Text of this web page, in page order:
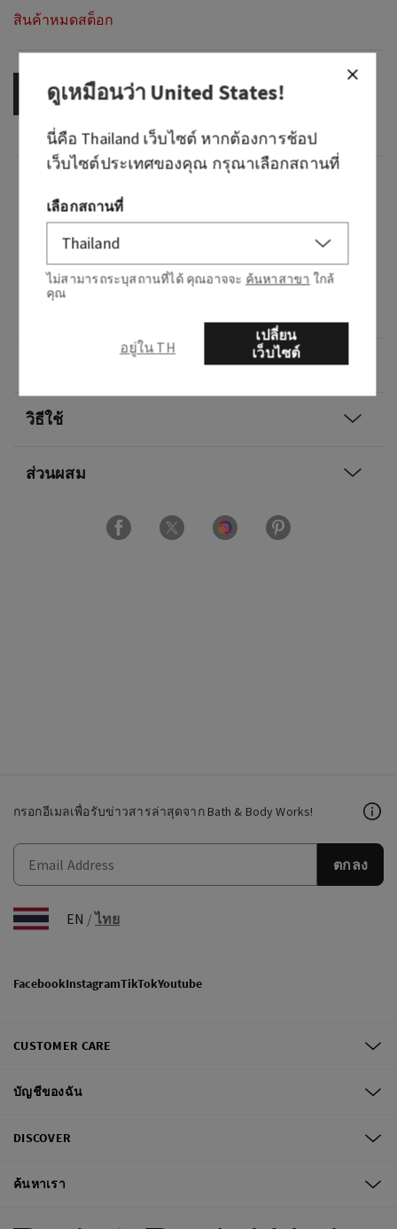
สินค้าหมดสต็อก
OUT OF STOCK
กลิ่นหอมอย่างไร: กลิ่นผลไม้ ดอกไม้ และกลิ่นน่า
โน้ต: เบอร์รี่สีแดง ดอกมะลิที่บานในตอนกลางคืน
วิธีใช้
ส่วนผสม
กรอกอีเมลเพื่อรับข่าวสารล่าสุดจาก Bath & Body Works!
ตกลง
EN /ไทย
FacebookInstagramTikTokYoutube
CUSTOMER CARE
บัญชีของฉัน
DISCOVER
ค้นหาเรา
ดูเหมือนว่าUnited States!
นี่คือ Thailand เว็บไซต์ หากต้องการช้อป
เว็บไซต์ประเทศของคุณ กรุณาเลือกสถานที่
เลือกสถานที่
ไม่สามารถระบุสถานที่ได้ คุณอาจจะ ค้นหาสาขา ใกล้
คุณ
อยู่ใน TH
เปลี่ยน
เว็บไซต์